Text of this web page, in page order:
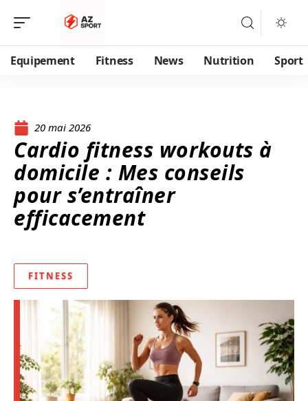
Equipement Fitness News Nutrition Sport
20 mai 2026
Cardio fitness workouts à
domicile : Mes conseils
pour s’entraîner
efficacement
FITNESS